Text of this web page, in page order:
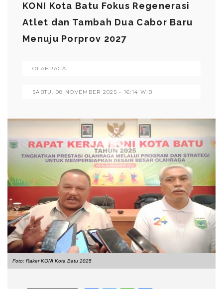
KONI Kota Batu Fokus Regenerasi
Atlet dan Tambah Dua Cabor Baru
Menuju Porprov 2027
OLAHRAGA
SABTU, 08 NOVEMBER 2025 - 16:14 WIB
Foto: Raker KONI Kota Batu 2025